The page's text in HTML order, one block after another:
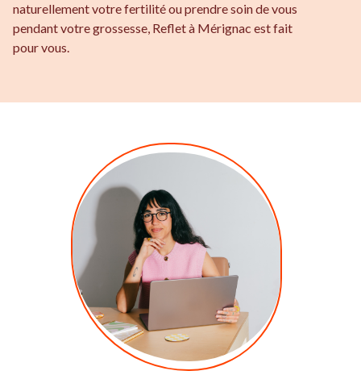
naturellement votre fertilité ou prendre soin de vous
pendant votre grossesse, Reflet à Mérignac est fait
pour vous.